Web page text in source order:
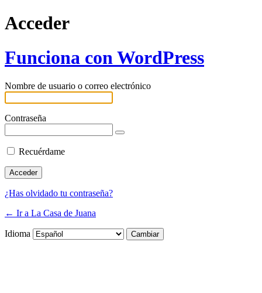
Acceder
Funciona con WordPress
Nombre de usuario o correo electrónico
Contraseña
Recuérdame
¿Has olvidado tu contraseña?
← Ir a La Casa de Juana
Idioma